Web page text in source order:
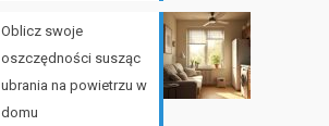
Oblicz swoje
oszczędności susząc
ubrania na powietrzu w
domu